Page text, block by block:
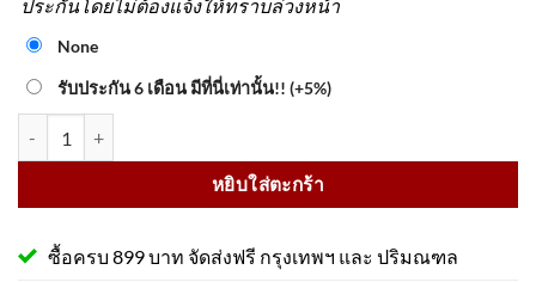
ประกันโดยไม่ต้องแจ้งให้ทราบล่วงหน้า
None
รับประกัน 6 เดือน มีที่นี่เท่านั้น!! (+5%)
หยิบใส่ตะกร้า
ซื้อครบ 899 บาท จัดส่งฟรี กรุงเทพฯ และ ปริมณฑล